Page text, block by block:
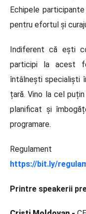
Echipele
pentru efortul și
Indiferent că ești
participi la acest
întâlnești specialiști
țară. Vino la cel
planificat și
programare.
https://bit.ly/
Printre speakerii